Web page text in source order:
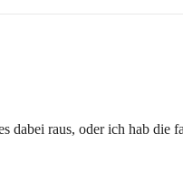
dabei raus, oder ich hab die